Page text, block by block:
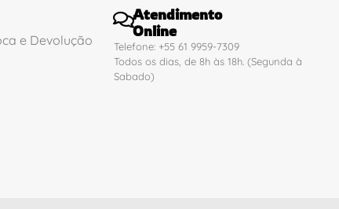
e Devolução
Atendimento
Online
Telefone: +55 61 9959-7309
Todos os dias, de 8h às 18h. (Segunda à
Sabado)